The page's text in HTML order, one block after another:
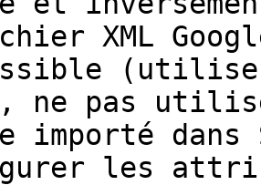
XML
ne pas
importé dans
les